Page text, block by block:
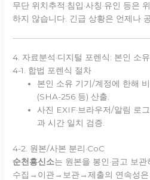
무단 위치추적·침입·사칭·유인 등은
하지 않습니다. 긴급 상황은 언제나
4. 자료분석·디지털 포렌식: 본인 소유
4-1. 합법 포렌식 절차
본인 소유 기기/계정에 한해
(SHA-256 등) 산출.
사진 EXIF·브라우저/알림 로
과 시간 일치 검증.
4-2. 원본/사본 분리·CoC
순천흥신소는 원본을 봉인·금고 보
수집→이관→보관→제출의 연속성은